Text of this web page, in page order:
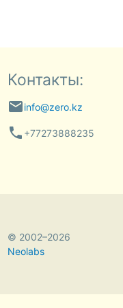
Контакты:
emailinfo@zero.kz
phone +77273888235
© 2002–2026
Neolabs